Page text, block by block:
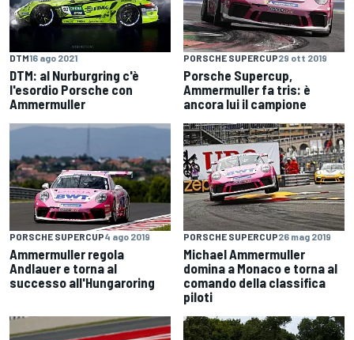
DTM16 ago 2021
DTM: al Nurburgring c'è
l'esordio Porsche con
Ammermuller
PORSCHE SUPERCUP29 ott 2019
Porsche Supercup,
Ammermuller fa tris: è
ancora lui il campione
PORSCHE SUPERCUP4 ago 2019
Ammermuller regola
Andlauer e torna al
successo all'Hungaroring
PORSCHE SUPERCUP26 mag 2019
Michael Ammermuller
domina a Monaco e torna al
comando della classifica
piloti